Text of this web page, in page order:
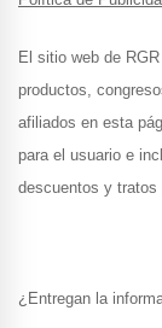
El sitio web de
productos,
afiliados en esta
para el usuario e
descuentos y tratos
¿Entregan la